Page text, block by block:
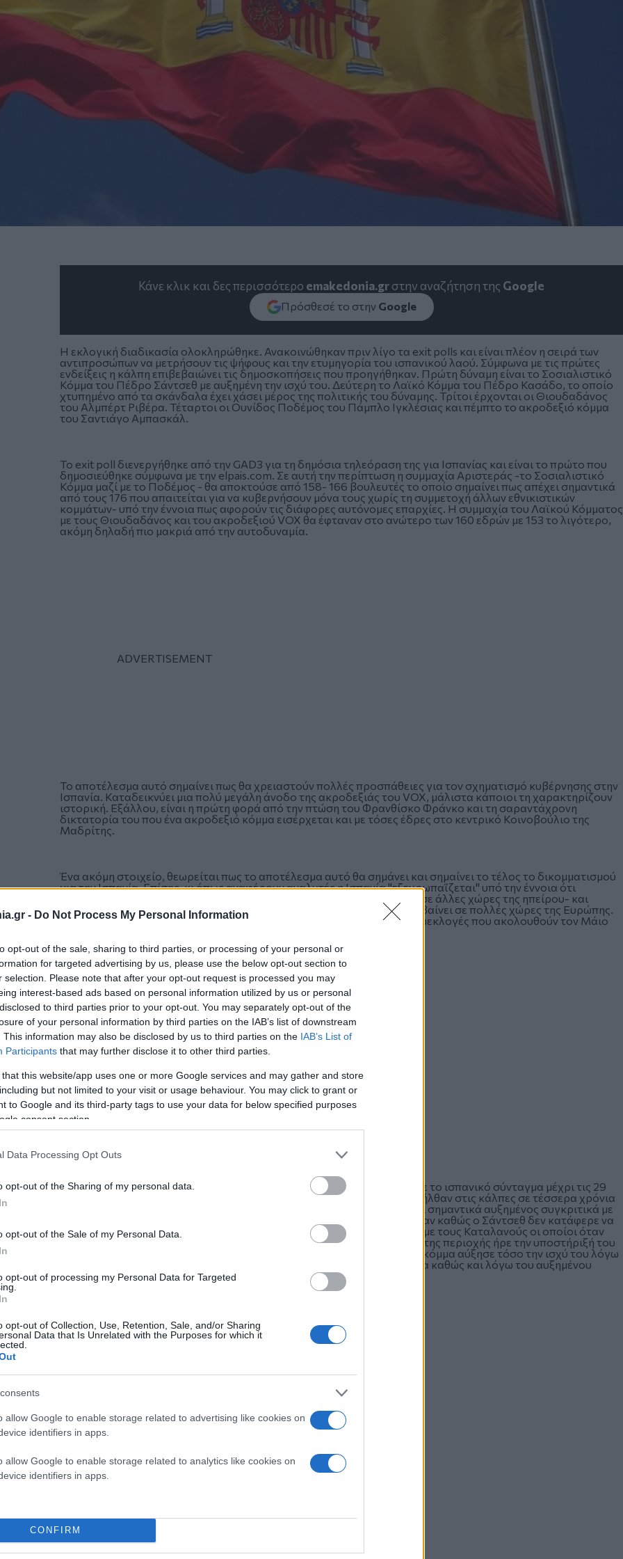
- Do Not Process My Personal Information
opt-out of the sale, sharing to third parties, or processing of your personal or
for targeted advertising by us, please use the below opt-out section to
selection. Please note that after your opt-out request is processed you may
interest-based ads based on personal information utilized by us or personal
to third parties prior to your opt-out. You may separately opt-out of the
of your personal information by third parties on the IAB’s list of downstream
This information may also be disclosed by us to third parties on the IAB’s List of
Participants that may further disclose it to other third parties.
that this website/app uses one or more Google services and may gather and store
but not limited to your visit or usage behaviour. You may click to grant or
to Google and its third-party tags to use your data for below specified purposes
consent section.
Data Processing Opt Outs
opt-out of the Sharing of my personal data.
opt-out of the Sale of my Personal Data.
opt-out of processing my Personal Data for Targeted
opt-out of Collection, Use, Retention, Sale, and/or Sharing
Data that Is Unrelated with the Purposes for which it
allow Google to enable storage related to advertising like cookies on
identifiers in apps.
allow Google to enable storage related to analytics like cookies on
identifiers in apps.
CONFIRM
Κάνε κλικ και δες περισσότερο emakedonia.grστην αναζήτηση της Google
Πρόσθεσέ το στην Google
Η εκλογική διαδικασία ολοκληρώθηκε. Ανακοινώθηκαν πριν λίγο τα exit polls και είναι πλέον η σειρά των
αντιπροσώπων να μετρήσουν τις ψήφους και την ετυμηγορία του ισπανικού λαού. Σύμφωνα με τις πρώτες
ενδείξεις η κάλπη επιβεβαιώνει τις δημοσκοπήσεις που προηγήθηκαν. Πρώτη δύναμη είναι το Σοσιαλιστικό
Κόμμα του Πέδρο Σάντσεθ με αυξημένη την ισχύ του. Δεύτερη το Λαϊκό Κόμμα του Πέδρο Κασάδο, το οποίο
χτυπημένο από τα σκάνδαλα έχει χάσει μέρος της πολιτικής του δύναμης. Τρίτοι έρχονται οι Θιουδαδάνος
του Αλμπέρτ Ριβέρα. Τέταρτοι οι Ουνίδος Ποδέμος του Πάμπλο Ιγκλέσιας και πέμπτο το ακροδεξιό κόμμα
του Σαντιάγο Αμπασκάλ.
Το exit poll διενεργήθηκε από την GAD3 για τη δημόσια τηλεόραση της για Ισπανίας και είναι το πρώτο που
δημοσιεύθηκε σύμφωνα με την elpais.com. Σε αυτή την περίπτωση η συμμαχία Αριστεράς -το Σοσιαλιστικό
Κόμμα μαζί με το Ποδέμος - θα αποκτούσε από 158- 166 βουλευτές το οποίο σημαίνει πως απέχει σημαντικά
από τους 176 που απαιτείται για να κυβερνήσουν μόνα τους χωρίς τη συμμετοχή άλλων εθνικιστικών
κομμάτων- υπό την έννοια πως αφορούν τις διάφορες αυτόνομες επαρχίες. Η συμμαχία του Λαϊκού Κόμματος
με τους Θιουδαδάνος και του ακροδεξιού VOX θα έφταναν στο ανώτερο των 160 εδρών με 153 το λιγότερο,
ακόμη δηλαδή πιο μακριά από την αυτοδυναμία.
Το αποτέλεσμα αυτό σημαίνει πως θα χρειαστούν πολλές προσπάθειες για τον σχηματισμό κυβέρνησης στην
Ισπανία. Καταδεικνύει μια πολύ μεγάλη άνοδο της ακροδεξιάς του VOX, μάλιστα κάποιοι τη χαρακτηρίζουν
ιστορική. Εξάλλου, είναι η πρώτη φορά από την πτώση του Φρανθίσκο Φράνκο και τη σαραντάχρονη
δικτατορία του που ένα ακροδεξιό κόμμα εισέρχεται και με τόσες έδρες στο κεντρικό Κοινοβούλιο της
Μαδρίτης.
Ένα ακόμη στοιχείο, θεωρείται πως το αποτέλεσμα αυτό θα σημάνει και σημαίνει το τέλος το δικομματισμού
για την Ισπανία. Επίσης, κι όπως αναφέρουν αναλυτές η Ισπανία "εξευρωπαΐζεται" υπό την έννοια ότι
ακολουθεί το τέλος ακριβώς του δικομματισμού - όπως συμβαίνει και σε άλλες χώρες της ηπείρου- και
βλέπει ένα κόμμα ακροδεξιό να αυξάνει την ισχύ του, όπως επίσης συμβαίνει σε πολλές χώρες της Ευρώπης.
Επίσης, θεωρητικά το αποτέλεσμα αποτελεί και μια δοκιμή για τις ευρωεκλογές που ακολουθούν τον Μάιο
Αναφέρεται ακόμη πως η κυβέρνηση θα πρέπει να συσταθεί σύμφωνα με το ισπανικό σύνταγμα μέχρι τις 29
Μαΐου. Επίσης, πως η σημερινή ήταν η τρίτη φορά που οι Ισπανοί προσήλθαν στις κάλπες σε τέσσερα χρόνια
και πως η σημερινή διαδικασία είδε τον αριθμό της συμμετοχής να είναι σημαντικά αυξημένος συγκριτικά με
το 2016. Επίσης, πως πρόκειται για πρόωρες εκλογές που διενεργήθηκαν καθώς ο Σάντσεθ δεν κατάφερε να
περάσει τον προϋπολογισμό- κυρίως λόγω της διαφωνίας που υπήρχε με τους Καταλανούς οι οποίοι όταν
είδαν πως δεν συνεχίζεται ο διάλογος για το ζήτημα της ανεξαρτησίας της περιοχής ήρε την υποστήριξή του
στον σοσιαλιστή πρωθυπουργό. Τέλος, αναφέρεται πως το ακροδεξιό κόμμα αύξησε τόσο την ισχύ του λόγω
του καταλανικού ζητήματος και της αναταραχής που επέφερε στη χώρα καθώς και λόγω του αυξημένου
κύματος των μεταναστών.
Τα έξιτ πολ έδειξαν: